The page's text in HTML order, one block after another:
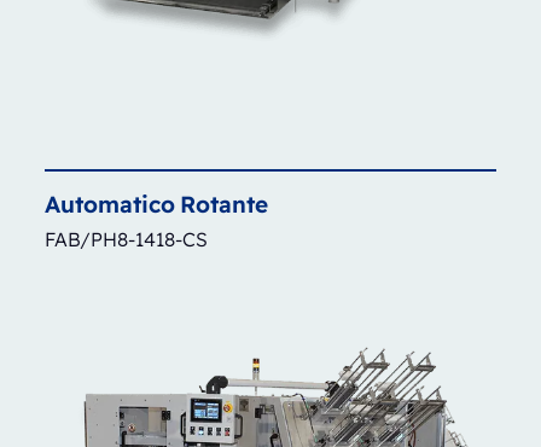
Automatico Rotante
FAB/PH8-1418-CS